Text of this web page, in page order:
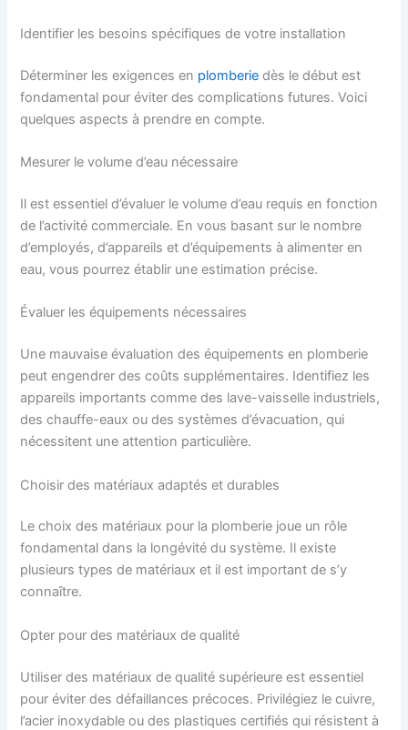
Identifier les besoins spécifiques de votre installation
Déterminer les exigences en plomberie dès le début est
fondamental pour éviter des complications futures. Voici
quelques aspects à prendre en compte.
Mesurer le volume d’eau nécessaire
Il est essentiel d’évaluer le volume d’eau requis en fonction
de l’activité commerciale. En vous basant sur le nombre
d’employés, d’appareils et d’équipements à alimenter en
eau, vous pourrez établir une estimation précise.
Évaluer les équipements nécessaires
Une mauvaise évaluation des équipements en plomberie
peut engendrer des coûts supplémentaires. Identifiez les
appareils importants comme des lave-vaisselle industriels,
des chauffe-eaux ou des systèmes d’évacuation, qui
nécessitent une attention particulière.
Choisir des matériaux adaptés et durables
Le choix des matériaux pour la plomberie joue un rôle
fondamental dans la longévité du système. Il existe
plusieurs types de matériaux et il est important de s’y
connaître.
Opter pour des matériaux de qualité
Utiliser des matériaux de qualité supérieure est essentiel
pour éviter des défaillances précoces. Privilégiez le cuivre,
l’acier inoxydable ou des plastiques certifiés qui résistent à